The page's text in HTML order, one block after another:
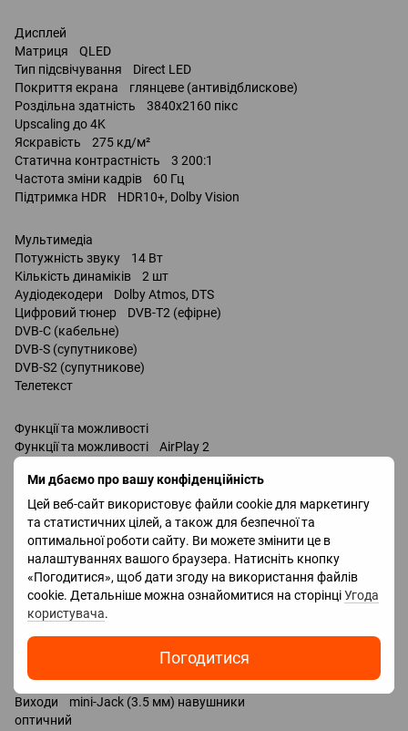
Ми дбаємо про вашу конфіденційність
Цей веб-сайт використовує файли cookie для маркетингу
та статистичних цілей, а також для безпечної та
оптимальної роботи сайту. Ви можете змінити це в
налаштуваннях вашого браузера. Натисніть кнопку
«Погодитися», щоб дати згоду на використання файлів
cookie. Детальніше можна ознайомитися на сторінціУгода
користувача.
Погодитися
Дисплей
Матриця QLED
Тип підсвічування Direct LED
Покриття екрана глянцеве (антивідблискове)
Роздільна здатність 3840x2160 пікс
Upscaling до 4K
Яскравість 275 кд/м²
Статична контрастність 3 200:1
Частота зміни кадрів 60 Гц
Підтримка HDR HDR10+, Dolby Vision
Мультимедіа
Потужність звуку 14 Вт
Кількість динаміків 2 шт
Аудіодекодери Dolby Atmos, DTS
Цифровий тюнер DVB-T2 (ефірне)
DVB-C (кабельне)
DVB-S (супутникове)
DVB-S2 (супутникове)
Телетекст
Функції та можливості
Функції та можливості AirPlay 2
Wi-Fi 5 (802.11ac)
запис телепередач
Miracast
Bluetooth v 4.2
підтримка DLNA
керування голосом
Роз'єми
Входи USB 2 шт
LAN
HDMI 3 шт
Технології HDMI ALLM, VRR, eARC
Виходи mini-Jack (3.5 мм) навушники
оптичний